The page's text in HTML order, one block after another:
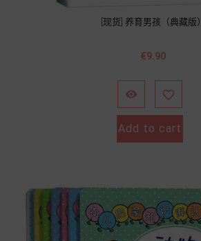
[现货] 养育男孩（典藏版）
價
€9.90
 
Add to cart